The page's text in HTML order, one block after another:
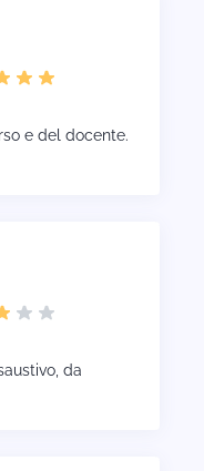
e del docente.
da